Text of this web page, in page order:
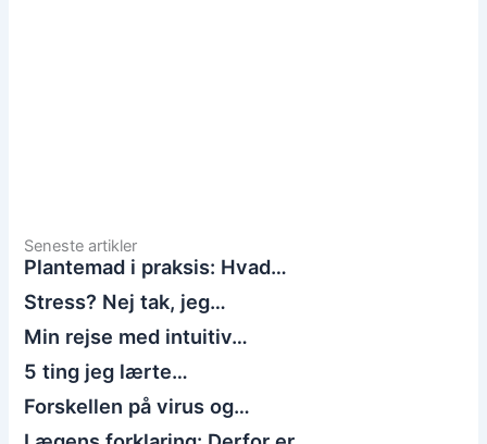
Seneste artikler
Plantemad i praksis: Hvad…
Stress? Nej tak, jeg…
Min rejse med intuitiv…
5 ting jeg lærte…
Forskellen på virus og…